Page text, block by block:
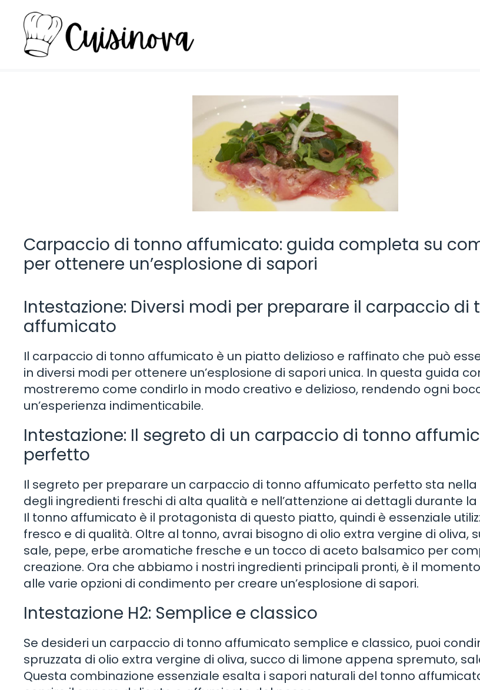
contenuto
Carpaccio di tonno affumicato: guida completa su
per ottenere un’esplosione di sapori
Intestazione: Diversi modi per preparare il carpaccio di
affumicato
Il carpaccio di tonno affumicato è un piatto delizioso e raffinato che può
in diversi modi per ottenere un’esplosione di sapori unica. In questa guida
mostreremo come condirlo in modo creativo e delizioso, rendendo ogni
un’esperienza indimenticabile.
Intestazione: Il segreto di un carpaccio di tonno
perfetto
Il segreto per preparare un carpaccio di tonno affumicato perfetto sta nella
degli ingredienti freschi di alta qualità e nell’attenzione ai dettagli durante
Il tonno affumicato è il protagonista di questo piatto, quindi è essenziale
fresco e di qualità. Oltre al tonno, avrai bisogno di olio extra vergine di oliva,
sale, pepe, erbe aromatiche fresche e un tocco di aceto balsamico per
creazione. Ora che abbiamo i nostri ingredienti principali pronti, è il
alle varie opzioni di condimento per creare un’esplosione di sapori.
Intestazione H2: Semplice e classico
Se desideri un carpaccio di tonno affumicato semplice e classico, puoi
spruzzata di olio extra vergine di oliva, succo di limone appena spremuto,
Questa combinazione essenziale esalta i sapori naturali del tonno